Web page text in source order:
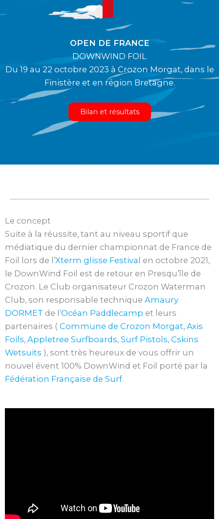
OPEN DE FRANCE
DOWNWIND FOIL
Du 19 au 22 octobre 2023 à Crozon Morgat, dans le
Finistère et en région Bretagne.
Bilan et résultats
Le concept
Suite à la réussite, tant au niveau sportif que
médiatique du dernier championnat de France de
Foil lors de l’Xterm glisse Festival en octobre 2021,
le DownWind Foil est de retour en Presqu’île de
Crozon. Le Club organisateur Crozon Waterman
Club, son responsable technique Amaury
DORMET de l’Océan Paddlecamp et leurs
partenaires ( Commune de Crozon Morgat, Axis
Foils, Appletree Surfboards, Surf Pistols, Cskins
Wetsuits ), sont très heureux de vous offrir un
nouvel évent 100% DownWind et Foil porté par la
Fédération Française de Surf.